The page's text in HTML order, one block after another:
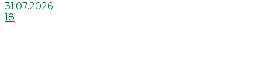
31.07.2026
18